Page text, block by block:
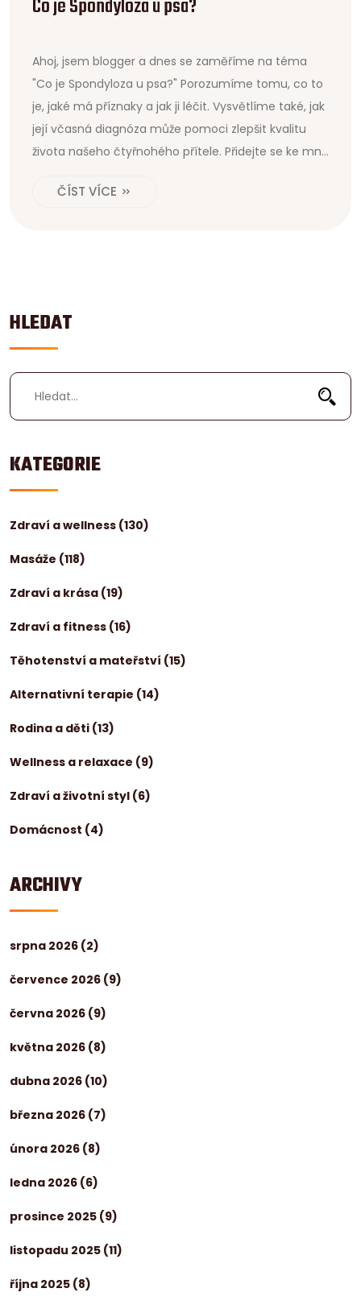
HLEDAT
KATEGORIE
Zdraví a wellness (130)
Masáže (118)
Zdraví a krása (19)
Zdraví a fitness (16)
Těhotenství a mateřství (15)
Alternativní terapie (14)
Rodina a děti (13)
Wellness a relaxace (9)
Zdraví a životní styl (6)
Domácnost (4)
ARCHIVY
srpna 2026 (2)
července 2026 (9)
června 2026 (9)
května 2026 (8)
dubna 2026 (10)
března 2026 (7)
února 2026 (8)
ledna 2026 (6)
prosince 2025 (9)
listopadu 2025 (11)
října 2025 (8)
Co je Spondyloza u psa?
Ahoj, jsem blogger a dnes se zaměříme na téma
"Co je Spondyloza u psa?" Porozumíme tomu, co to
je, jaké má příznaky a jak ji léčit. Vysvětlíme také, jak
její včasná diagnóza může pomoci zlepšit kvalitu
života našeho čtyřnohého přítele. Přidejte se ke mně
ovlivnit naše milované psy.
ČÍST VÍCE